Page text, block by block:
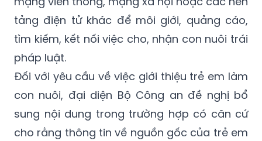
tảng điện tử khác để môi giới, quảng cáo,
tìm kiếm, kết nối việc cho, nhận con nuôi trái
pháp luật.
Đối với yêu cầu về việc giới thiệu trẻ em làm
con nuôi, đại diện Bộ Công an đề nghị bổ
sung nội dung trong trường hợp có căn cứ
cho rằng thông tin về nguồn gốc của trẻ em